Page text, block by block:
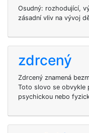
Osudný: rozhodující,
zásadní vliv na vývoj
zdrcený
Zdrcený znamená
Toto slovo se obvykle
psychickou nebo